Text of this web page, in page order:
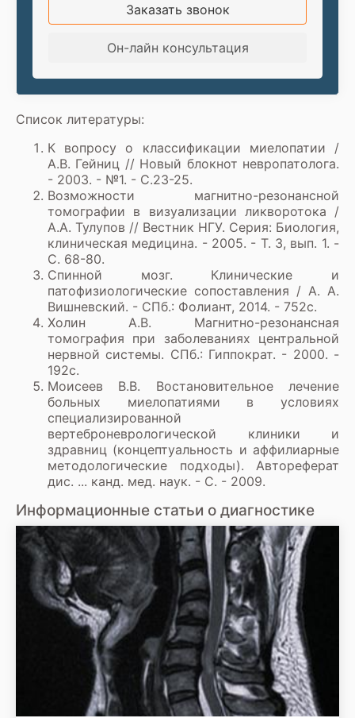
Заказать звонок
Он-лайн консультация
Список литературы:
К вопросу о классификации миелопатии /
А.В. Гейниц // Новый блокнот невропатолога.
- 2003. - №1. - С.23-25.
Возможности магнитно-резонансной
томографии в визуализации ликворотока /
А.А. Тулупов // Вестник НГУ. Серия: Биология,
клиническая медицина. - 2005. - Т. 3, вып. 1. -
С. 68-80.
Спинной мозг. Клинические и
патофизиологические сопоставления / А. А.
Вишневский. - СПб.: Фолиант, 2014. - 752с.
Холин A.B. Магнитно-резонансная
томография при заболеваниях центральной
нервной системы. СПб.: Гиппократ. - 2000. -
192с.
Моисеев В.В. Востановительное лечение
больных миелопатиями в условиях
специализированной
вертеброневрологической клиники и
здравниц (концептуальность и аффилиарные
методологические подходы). Автореферат
дис. ... канд. мед. наук. - С. - 2009.
Информационные статьи о диагностике